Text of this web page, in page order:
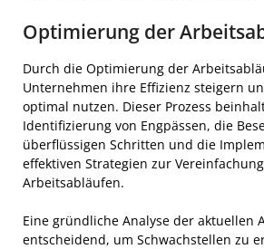
Optimierung der
Durch die Optimierung der
Unternehmen ihre Effizienz steigern
optimal nutzen. Dieser Prozess
Identifizierung von Engpässen, die
überflüssigen Schritten und die
effektiven Strategien zur
Arbeitsabläufen.
Eine gründliche Analyse der aktuellen
entscheidend, um Schwachstellen zu